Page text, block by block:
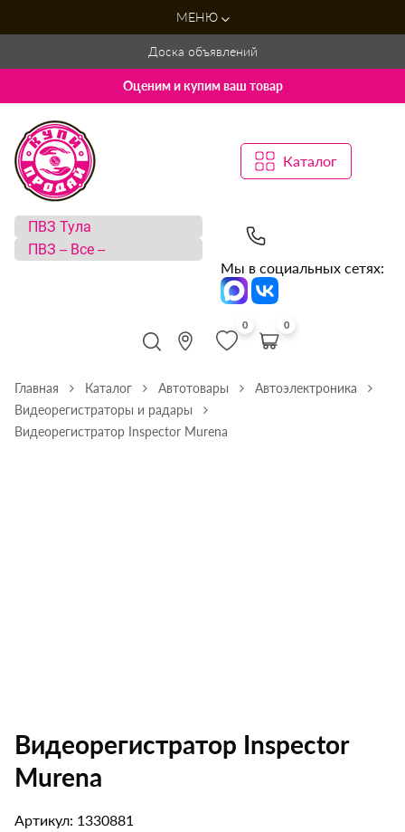
МЕНЮ
Доска объявлений
Оценим и купим ваш товар
Каталог
Мы в социальных сетях:
0 0
Главная Каталог Автотовары
Автоэлектроника
Видеорегистраторы и радары
Видеорегистратор Inspector Murena
Видеорегистратор Inspector
Murena
Артикул: 1330881